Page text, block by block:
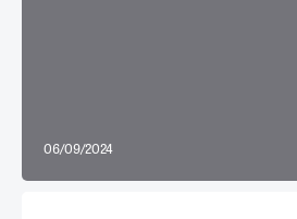
06/09/2024